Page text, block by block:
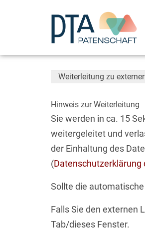
Weiterleitung zu
Hinweis zur Weiterleitung
Sie werden in ca. 15
weitergeleitet und
der Einhaltung des
(Datenschutzerklärung
Sollte die
Falls Sie den externen
Tab/dieses Fenster.